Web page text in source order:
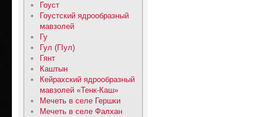
Гоуст
Гоустский ядрообразный
мавзолей
Гу
Гул (ГIул)
Гянт
Каштын
Кейрахский ядрообразный
мавзолей «Тенк-Каш»
Мечеть в селе Гершки
Мечеть в селе Фалхан